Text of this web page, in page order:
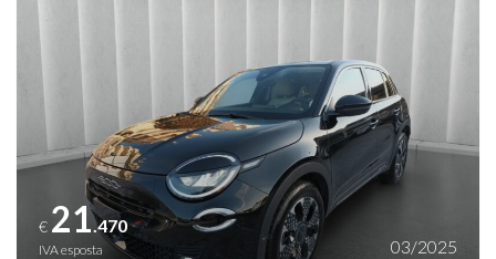
€ 21.470
IVA esposta 03/2025